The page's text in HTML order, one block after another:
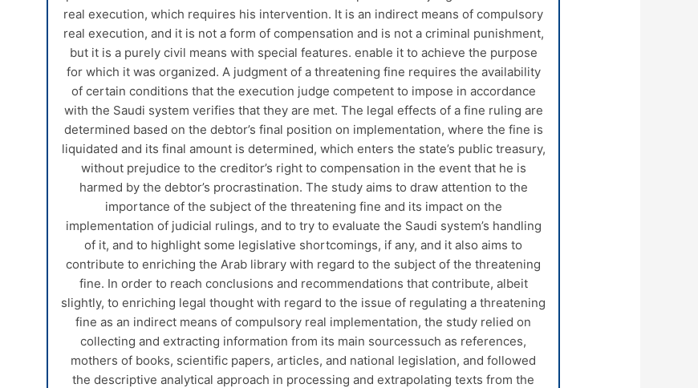
real execution, which requires his intervention. It is an indirect means of compulsory
real execution, and it is not a form of compensation and is not a criminal punishment,
but it is a purely civil means with special features. enable it to achieve the purpose
for which it was organized. A judgment of a threatening fine requires the availability
of certain conditions that the execution judge competent to impose in accordance
with the Saudi system verifies that they are met. The legal effects of a fine ruling are
determined based on the debtor’s final position on implementation, where the fine is
liquidated and its final amount is determined, which enters the state’s public treasury,
without prejudice to the creditor’s right to compensation in the event that he is
harmed by the debtor’s procrastination. The study aims to draw attention to the
importance of the subject of the threatening fine and its impact on the
implementation of judicial rulings, and to try to evaluate the Saudi system’s handling
of it, and to highlight some legislative shortcomings, if any, and it also aims to
contribute to enriching the Arab library with regard to the subject of the threatening
fine. In order to reach conclusions and recommendations that contribute, albeit
slightly, to enriching legal thought with regard to the issue of regulating a threatening
fine as an indirect means of compulsory real implementation, the study relied on
collecting and extracting information from its main sourcessuch as references,
mothers of books, scientific papers, articles, and national legislation, and followed
the descriptive analytical approach in processing and extrapolating texts from the